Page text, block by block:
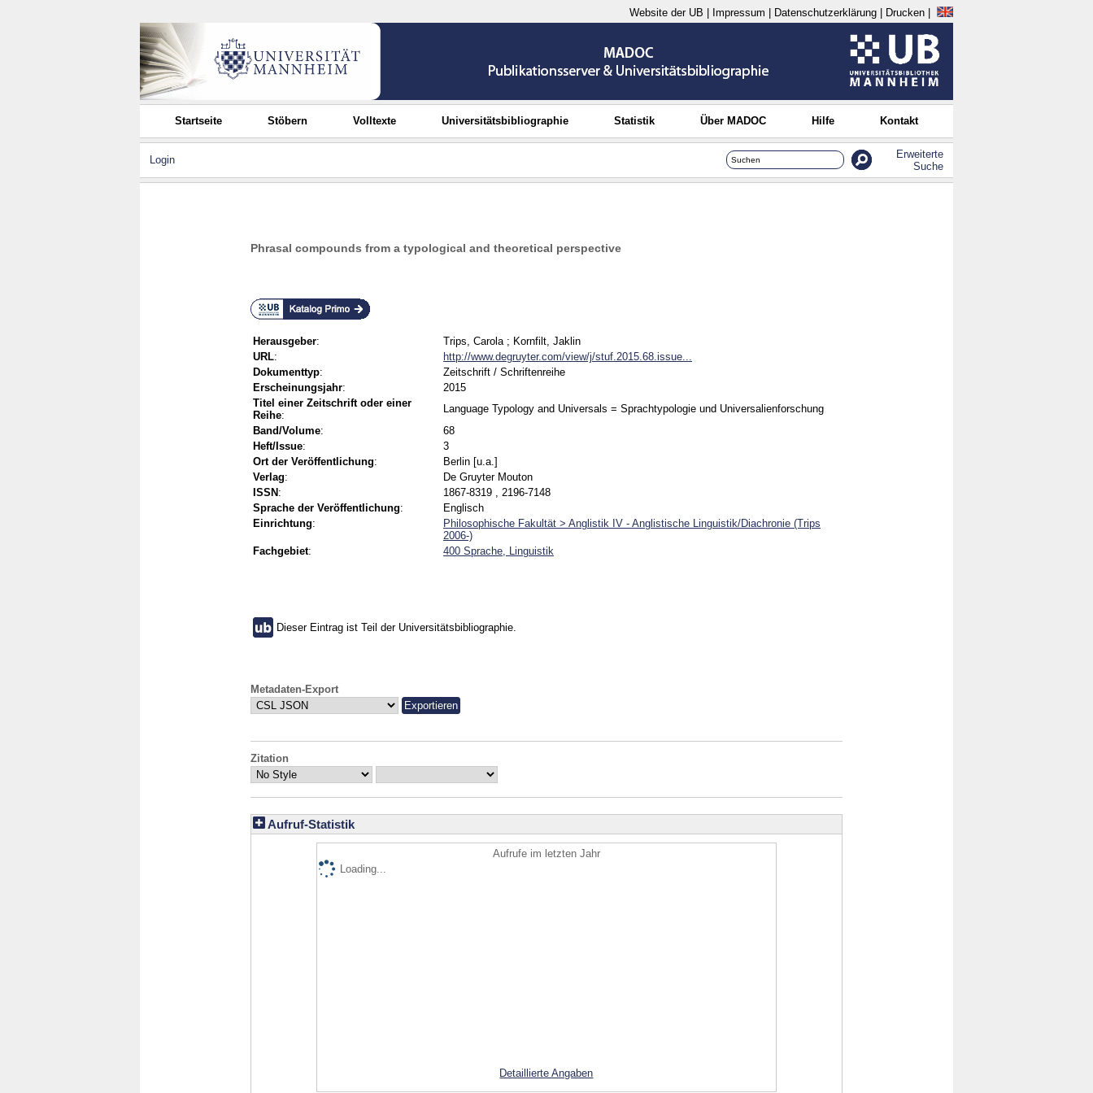
Website der UB Impressum Datenschutzerklärung Drucken
Startseite Stöbern Volltexte Universitätsbibliographie Statistik Über MADOC Hilfe Kontakt
Login
Erweiterte
Suche
Phrasal compounds from a typological and theoretical perspective
Herausgeber: Trips, Carola ; Kornfilt, Jaklin
URL:
http://www.degruyter.com/view/j/stuf.2015.68.issue...
Dokumenttyp:
Zeitschrift / Schriftenreihe
Erscheinungsjahr:
2015
Titel einer Zeitschrift oder einer
Reihe:
Language Typology and Universals = Sprachtypologie und Universalienforschung
Band/Volume:
68
Heft/Issue:
3
Ort der Veröffentlichung:
Berlin [u.a.]
Verlag:
De Gruyter Mouton
ISSN :
1867-8319 , 2196-7148
Sprache der Veröffentlichung:
Englisch
Einrichtung:
Philosophische Fakultät > Anglistik IV - Anglistische Linguistik/Diachronie (Trips
2006-)
Fachgebiet: 400 Sprache, Linguistik
Dieser Eintrag ist Teil der Universitätsbibliographie.
Metadaten-Export
Zitation
Aufruf-Statistik
Aufrufe im letzten Jahr
Loading...
Detaillierte Angaben